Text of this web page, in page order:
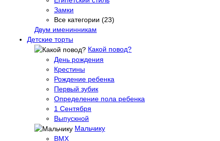
Замки
Все категории (23)
Двум именинникам
Детские торты
Какой повод?
День рождения
Крестины
Рождение ребенка
Первый зубик
Определение пола ребенка
1 Сентября
Выпускной
Мальчику
BMX